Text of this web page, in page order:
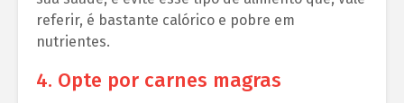
referir, é bastante calórico e pobre em
nutrientes.
4. Opte por carnes magras